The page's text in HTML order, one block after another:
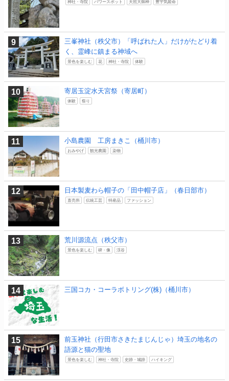
神社・寺院 パワースポット 天照大御神 豊宇気姫命
三峯神社（秩父市）「呼ばれた人」だけがたどり着
く、霊峰に鎮まる神域へ
景色を楽しむ 花 神社・寺院 体験
寄居玉淀水天宮祭（寄居町）
体験 祭り
小島農園 工房まきこ（桶川市）
おみやげ 観光農園 染物
日本製麦わら帽子の「田中帽子店」（春日部市）
直売所 伝統工芸 特産品 ファッション
荒川源流点（秩父市）
景色を楽しむ 碑・像 渓谷
三国コカ・コーラボトリング(株)（桶川市）
前玉神社（行田市さきたまじんじゃ）埼玉の地名の
語源と猫の聖地
景色を楽しむ 神社・寺院 史跡・城跡 ハイキング